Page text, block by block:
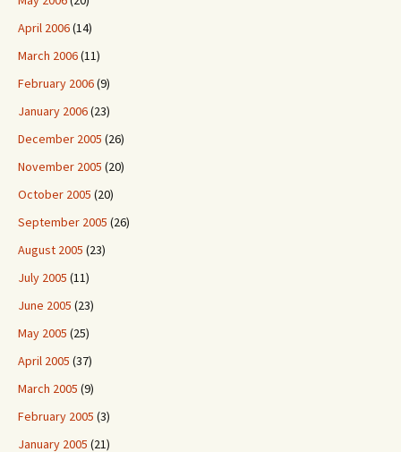
April 2006(14)
March 2006(11)
February 2006(9)
January 2006(23)
December 2005 (26)
November 2005 (20)
October 2005 (20)
September 2005 (26)
August 2005 (23)
July 2005 (11)
June 2005 (23)
May 2005 (25)
April 2005 (37)
March 2005 (9)
February 2005 (3)
January 2005 (21)